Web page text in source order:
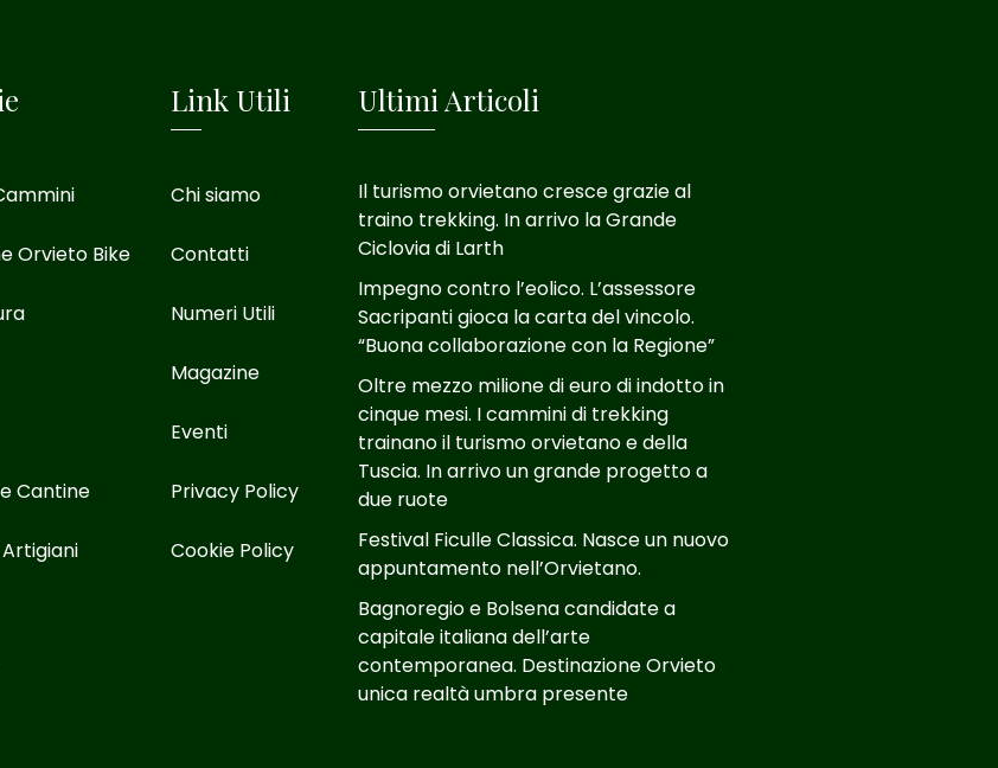
Orvieto Bike
Cantine
Link Utili
Chi siamo
Contatti
Numeri Utili
Magazine
Eventi
Privacy Policy
Cookie Policy
Ultimi Articoli
Il turismo orvietano cresce grazie al
traino trekking. In arrivo la Grande
Ciclovia di Larth
Impegno contro l’eolico. L’assessore
Sacripanti gioca la carta del vincolo.
“Buona collaborazione con la Regione”
Oltre mezzo milione di euro di indotto in
cinque mesi. I cammini di trekking
trainano il turismo orvietano e della
Tuscia. In arrivo un grande progetto a
due ruote
Festival Ficulle Classica. Nasce un nuovo
appuntamento nell’Orvietano.
Bagnoregio e Bolsena candidate a
capitale italiana dell’arte
contemporanea. Destinazione Orvieto
unica realtà umbra presente